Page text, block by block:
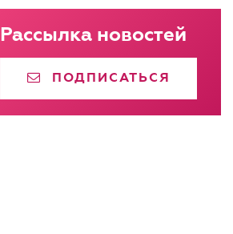
Рассылка новостей
ПОДПИСАТЬСЯ